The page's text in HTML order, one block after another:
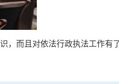
而且对依法行政执法工作有